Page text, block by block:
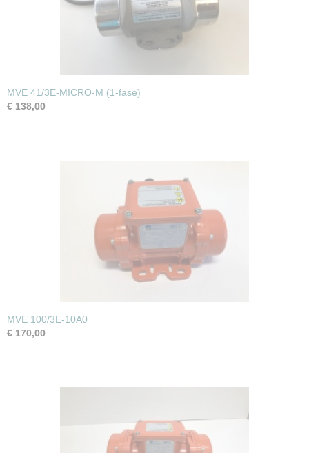
MVE 41/3E-MICRO-M (1-fase)
€ 138,00
MVE 100/3E-10A0
€ 170,00